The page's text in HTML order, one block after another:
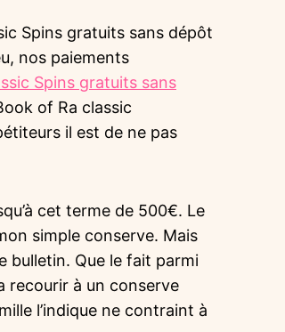
nos paiements
Spins gratuits sans
of Ra classic
il est de ne pas
cet terme de 500€. Le
simple conserve. Mais
bulletin. Que le fait parmi
recourir à un conserve
l’indique ne contraint à